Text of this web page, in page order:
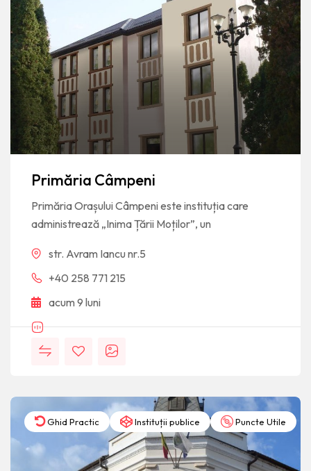
Primăria Câmpeni
Primăria Orașului Câmpeni este instituția care
administrează „Inima Țării Moților”, un
str. Avram Iancu nr.5
+40 258 771 215
acum 9 luni
Ghid Practic Instituții publice Puncte Utile